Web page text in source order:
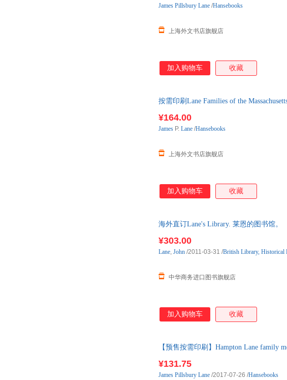
上海外文书店旗舰店
James Pillsbury Lane /Hansebooks
加入购物车 收藏
按需印刷Lane Families of the
¥164.00
上海外文书店旗舰店
James P. Lane /Hansebooks
加入购物车 收藏
海外直订Lane's Library. 莱恩的图书馆。
¥303.00
中华商务进口图书旗舰店
Lane, John /2011-03-31 /British Library, Historical
加入购物车 收藏
【预售按需印刷】Hampton Lane family
¥131.75
James Pillsbury Lane /2017-07-26 /Hansebooks